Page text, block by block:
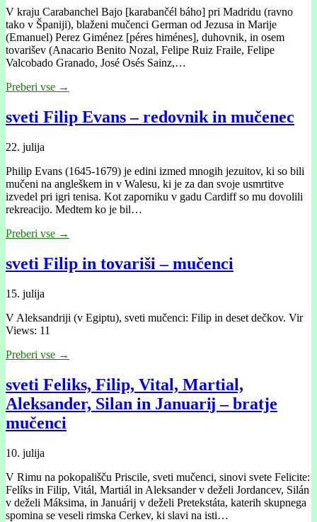
V kraju Carabanchel Bajo [karabančél báho] pri Madridu (ravno
tako v Španiji), blaženi mučenci German od Jezusa in Marije
(Emanuel) Perez Giménez [péres himénes], duhovnik, in osem
tovarišev (Anacario Benito Nozal, Felipe Ruiz Fraile, Felipe
Valcobado Granado, José Osés Sainz,…
Preberi vse →
sveti Filip Evans – redovnik in mučenec
22. julija
Philip Evans (1645-1679) je edini izmed mnogih jezuitov, ki so bili
mučeni na angleškem in v Walesu, ki je za dan svoje usmrtitve
izvedel pri igri tenisa. Kot zaporniku v gadu Cardiff so mu dovolili
rekreacijo. Medtem ko je bil…
Preberi vse →
sveti Filip in tovariši – mučenci
15. julija
V Aleksandriji (v Egiptu), sveti mučenci: Filip in deset dečkov. Vir
Views: 11
Preberi vse →
sveti Feliks, Filip, Vital, Martial,
Aleksander, Silan in Januarĳ – bratje
mučenci
10. julija
V Rimu na pokopališču Priscile, sveti mučenci, sinovi svete Felicite:
Felíks in Filip, Vitál, Martiál in Aleksander v deželi Jordancev, Silán
v deželi Máksima, in Januárĳ v deželi Pretekstáta, katerih skupnega
spomina se veseli rimska Cerkev, ki slavi na isti…